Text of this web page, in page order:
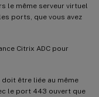
le même serveur virtuel
ports, que vous avez
Citrix ADC pour
être liée au même
le port 443 ouvert que